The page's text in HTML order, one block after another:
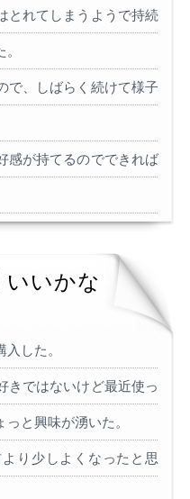
とれてしまうようで持続
で、しばらく続けて様子
感が持てるのでできれば
いかな
した。
きではないけど最近使っ
と興味が湧いた。
り少しよくなったと思